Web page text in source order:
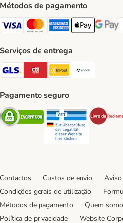
Métodos de pagamento
Visa Payment Method
Mastercard Payment Method
American Express
Apple PayGoogle
Serviços de entrega
GLS Shipping Method
CTTExpress Shipping
InPost Shipping
Pagamento seguro
Security Security
Contactos Custos de envio
Condições gerais de utilização
Métodos de pagamento
Quem
Política de privacidade
Website